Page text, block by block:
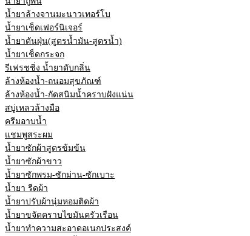
น้ำยาล้างจานมะนาวเทอร์โบ
น้ำยาเช็ดเฟอร์นิเจอร์
น้ำยาดันฝุ่น(สูตรน้ำมัน-สูตรน้ำ)
น้ำยาเช็ดกระจก
รีเฟรชชิ่ง น้ำยาดับกลิ่น
ล้างห้องน้ำ-ถนอมสุขภัณฑ์
ล้างห้องน้ำ-กัดสนิมน้ำคราบฝังแน่น
สบู่เหลวล้างมือ
ครีมอาบน้ำ
แชมพูสระผม
น้ำยาซักผ้าสูตรข้มข้น
น้ำยาซักผ้าขาว
น้ำยาซักพรม-ซักม่าน-ซักเบาะ
น้ำยา รีดผ้า
น้ำยาปรับผ้านุ่มหอมติดผ้า
น้ำยาขจัดคราบไขมันครัวเรือน
น้ำยาทำความสะอาดอเนกประสงค์